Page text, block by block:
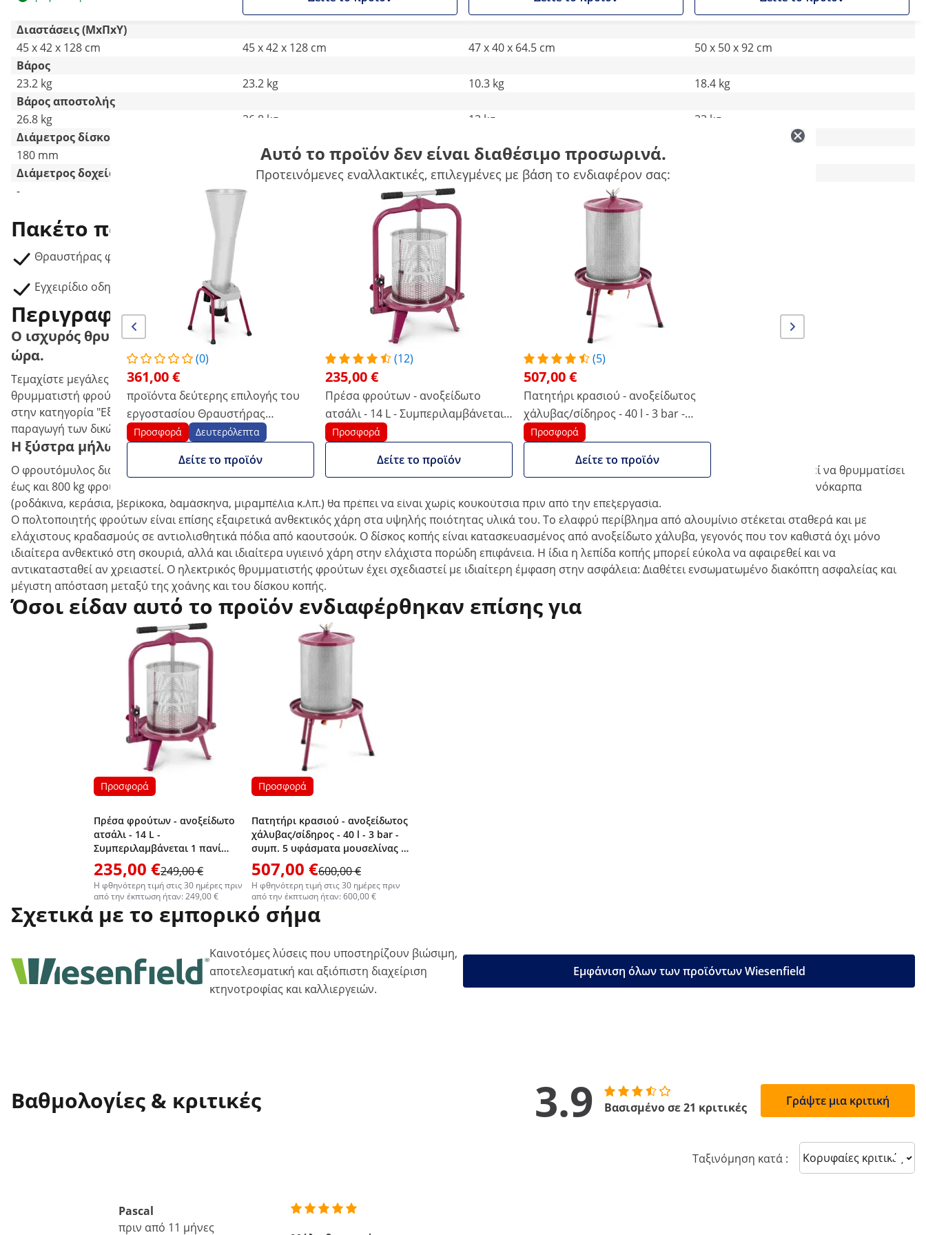
Διαστάσεις (ΜxΠxΥ)
45 x 42 x 128 cm
45 x 42 x 128 cm 47 x 40 x 64.5 cm
50 x 50 x 92 cm
Βάρος
23.2 kg
23.2 kg 10.3 kg
18.4 kg
Βάρος αποστολής
26.8 kg
26.8 kg 13 kg
23 kg
Διάμετρος δίσκου
180 mm
180 mm -
Διάμετρος δοχείου [mm]
-
-
Συγκρίνετε περισσότερα χαρακτηριστικά
Πακέτο παράδοσης
Θραυστήρας φρούτων RCWP-1500S
Εγχειρίδιο οδηγιών
Αυτό το προϊόν δεν είναι διαθέσιμο προσωρινά.
Προτεινόμενες εναλλακτικές, επιλεγμένες με βάση το ενδιαφέρον σας:
(0)
361,00 €
προϊόντα δεύτερης επιλογής του
εργοστασίου Θραυστήρας
φρούτων - 1.500 W - 2.800 στροφές
ανά λεπτό - μεγάλη χοάνη -
Wiesenfield
Προσφορά Δευτερόλεπτα
Δείτε το προϊόν
(12)
235,00 €
Πρέσα φρούτων - ανοξείδωτο
ατσάλι - 14 L - Συμπεριλαμβάνεται 1
πανί πρέσας -Wiesenfield
Προσφορά
Δείτε το προϊόν
(5)
507,00 €
Πατητήρι κρασιού - ανοξείδωτος
χάλυβας/σίδηρος - 40 l - 3 bar -
συμπ. 5 υφάσματα μουσελίνας -
Wiesenfield
Προσφορά
Δείτε το προϊόν
Περιγραφή προϊόντος
Ο ισχυρός θρυμματιστής φρούτων θρυμματίζει έως και 800 κιλά φρούτων σε μία μόνο
ώρα.
Τεμαχίστε μεγάλες ποσότητες φρούτων και προετοιμάστε τα για χυμοποίηση χωρίς κόπο με τον ηλεκτρικό
θρυμματιστή φρούτων RCWP-1500S από τη συλλογή εξοπλισμού εστίασης τηςWiesenfield. Στο κατάστημά μας,
στην κατηγορία "Εξοπλισμός επαγγελματικής κουζίνας" θα βρείτε μια ποικιλία από πρέσες φρούτων για την
παραγωγή των δικών σας χυμών φρούτων.
Η ξύστρα μήλων υψηλής ποιότητας εντυπωσιάζει με περισσότερα από τις τεχνικές της λεπτομέρειες.
Ο φρουτόμυλος διαθέτει ισχυρό μοτέρ 1.500 W με 2.800 στροφές ανά λεπτό. Με αυτές τις τιμές απόδοσης και τη χοάνη XXL, ο θρυμματιστής μήλων μπορεί να θρυμματίσει
έως και 800 kg φρούτων σε μια ώρα. Με αυτή τη συσκευή, δεν χρειάζεται να αφαιρείτε με κόπο τους σπόρους από πολλά είδη φρούτων - ωστόσο, τα πυρηνόκαρπα
(ροδάκινα, κεράσια, βερίκοκα, δαμάσκηνα, μιραμπέλια κ.λπ.) θα πρέπει να είναι χωρίς κουκούτσια πριν από την επεξεργασία.
Ο πολτοποιητής φρούτων είναι επίσης εξαιρετικά ανθεκτικός χάρη στα υψηλής ποιότητας υλικά του. Το ελαφρύ περίβλημα από αλουμίνιο στέκεται σταθερά και με
ελάχιστους κραδασμούς σε αντιολισθητικά πόδια από καουτσούκ. Ο δίσκος κοπής είναι κατασκευασμένος από ανοξείδωτο χάλυβα, γεγονός που τον καθιστά όχι μόνο
ιδιαίτερα ανθεκτικό στη σκουριά, αλλά και ιδιαίτερα υγιεινό χάρη στην ελάχιστα πορώδη επιφάνεια. Η ίδια η λεπίδα κοπής μπορεί εύκολα να αφαιρεθεί και να
αντικατασταθεί αν χρειαστεί. Ο ηλεκτρικός θρυμματιστής φρούτων έχει σχεδιαστεί με ιδιαίτερη έμφαση στην ασφάλεια: Διαθέτει ενσωματωμένο διακόπτη ασφαλείας και
μέγιστη απόσταση μεταξύ της χοάνης και του δίσκου κοπής.
Όσοι είδαν αυτό το προϊόν ενδιαφέρθηκαν επίσης για
Προσφορά
Πρέσα φρούτων - ανοξείδωτο
ατσάλι - 14 L -
Συμπεριλαμβάνεται 1 πανί
πρέσας -Wiesenfield
235,00 €249,00 €
Η φθηνότερη τιμή στις 30 ημέρες πριν
από την έκπτωση ήταν: 249,00 €
Προσφορά
Πατητήρι κρασιού - ανοξείδωτος
χάλυβας/σίδηρος - 40 l - 3 bar -
συμπ. 5 υφάσματα μουσελίνας -
Wiesenfield
507,00 €600,00 €
Η φθηνότερη τιμή στις 30 ημέρες πριν
από την έκπτωση ήταν: 600,00 €
Σχετικά με το εμπορικό σήμα
Καινοτόμες λύσεις που υποστηρίζουν βιώσιμη,
αποτελεσματική και αξιόπιστη διαχείριση
κτηνοτροφίας και καλλιεργειών.
Εμφάνιση όλων των προϊόντων Wiesenfield
Βαθμολογίες & κριτικές 3.9 Βασισμένο σε 21 κριτικές Γράψτε μια κριτική
Ταξινόμηση κατά : Sort reviews
Pascal
πριν από 11 μήνες